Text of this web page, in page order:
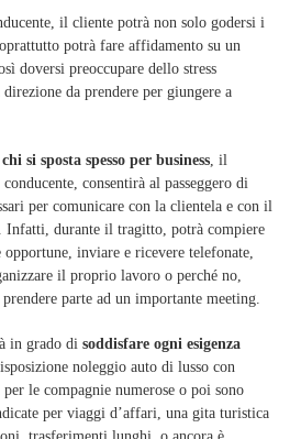
il cliente potrà non solo godersi i
potrà fare affidamento su un
doversi preoccupare dello stress
da prendere per giungere a
si sposta spesso per business, il
consentirà al passeggero di
per comunicare con la clientela e con il
durante il tragitto, potrà compiere
inviare e ricevere telefonate,
il proprio lavoro o perché no,
parte ad un importante meeting.
in grado di soddisfare ogni esigenza
noleggio auto di lusso con
le compagnie numerose o poi sono
per viaggi d’affari, una gita turistica